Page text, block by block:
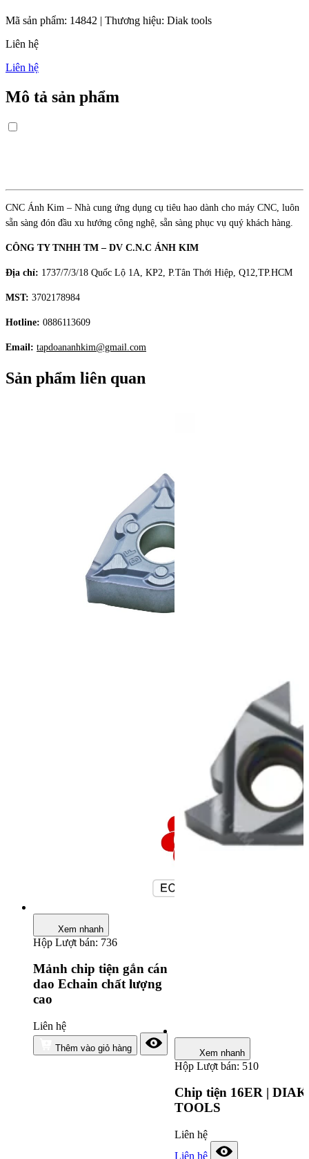
Mã sản phẩm: 14842 | Thương hiệu: Diak tools
Liên hệ
Liên hệ
Mô tả sản phẩm
CNC Ánh Kim – Nhà cung ứng dụng cụ tiêu hao dành cho máy CNC, luôn
sẵn sàng đón đầu xu hướng công nghệ, sẵn sàng phục vụ quý khách hàng.
CÔNG TY TNHH TM – DV C.N.C ÁNH KIM
Địa chỉ: 1737/7/3/18 Quốc Lộ 1A, KP2, P.Tân Thới Hiệp, Q12,TP.HCM
MST: 3702178984
Hotline: 0886113609
Email: tapdoananhkim@gmail.com
Sản phẩm liên quan
Xem nhanh
Hộp Lượt bán: 736
Mảnh chip tiện gắn cán
dao Echain chất lượng
cao
Liên hệ
Thêm vào giỏ hàng Xem nhanh
Hộp Lượt bán: 510
Chip tiện 16ER | DIAK
TOOLS
Liên hệ
Liên hệ